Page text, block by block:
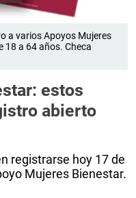
a varios Apoyos Mujeres
18 a 64 años. Checa
estos
abierto
registrarse hoy 17 de
Mujeres Bienestar.